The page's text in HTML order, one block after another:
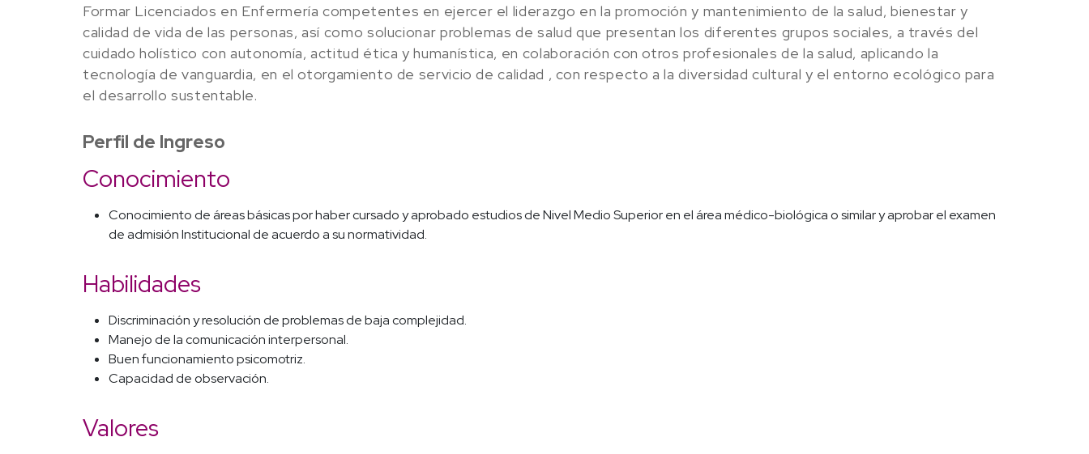
Formar Licenciados en Enfermería competentes en ejercer el liderazgo en la promoción y mantenimiento de la salud, bienestar y
calidad de vida de las personas, así como solucionar problemas de salud que presentan los diferentes grupos sociales, a través del
cuidado holístico con autonomía, actitud ética y humanística, en colaboración con otros profesionales de la salud, aplicando la
tecnología de vanguardia, en el otorgamiento de servicio de calidad , con respecto a la diversidad cultural y el entorno ecológico para
el desarrollo sustentable.
Perfil de Ingreso
Conocimiento
Conocimiento de áreas básicas por haber cursado y aprobado estudios de Nivel Medio Superior en el área médico-biológica o similar y aprobar el examen
de admisión Institucional de acuerdo a su normatividad.
Habilidades
Discriminación y resolución de problemas de baja complejidad.
Manejo de la comunicación interpersonal.
Buen funcionamiento psicomotriz.
Capacidad de observación.
Valores